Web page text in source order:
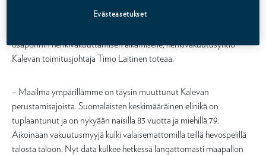
nälkävuodet, jotka veivät väestöstä noin 150 000 henkeä, näistä
osaponnin henkivakuuttamisen alkamiselle, henkivakuutusyhtiö
Kalevan toimitusjohtaja Timo Laitinen toteaa.
– Maailma ympärillämme on täysin muuttunut Kalevan
perustamisajoista. Suomalaisten keskimääräinen elinikä on
tuplaantunut ja on nykyään naisilla 83 vuotta ja miehillä 79.
Aikoinaan vakuutusmyyjä kulki valaisemattomilla teillä hevospelillä
talosta taloon. Nyt data kulkee hetkessä langattomasti maapallon
Evästeasetukset